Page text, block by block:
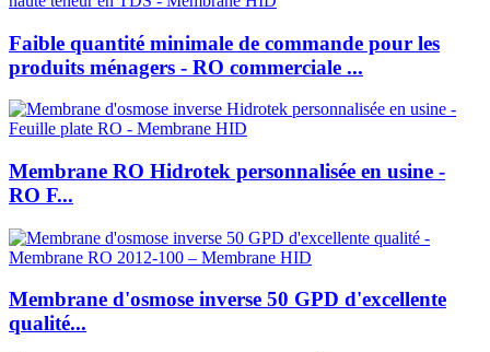
Faible quantité minimale de commande pour les
produits ménagers - RO commerciale ...
Membrane RO Hidrotek personnalisée en usine -
RO F...
Membrane d'osmose inverse 50 GPD d'excellente
qualité...